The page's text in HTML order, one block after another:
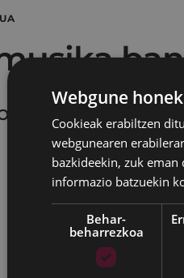
Webgune
Cookieak erabiltzen
webgunearen
bazkideekin, zuk
informazio batzuekin
Behar-
beharrezkoa